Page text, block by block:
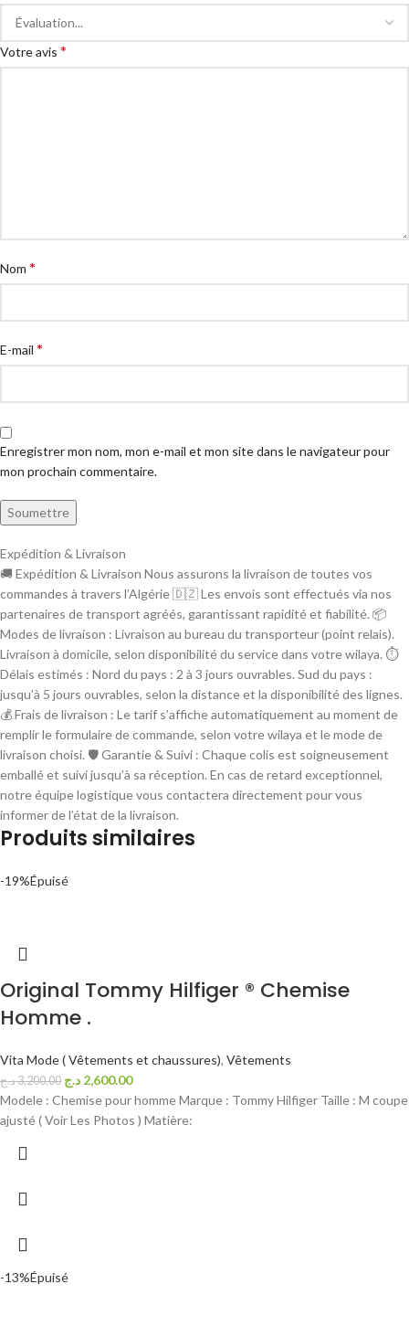
Votre avis *
Nom *
E-mail *
Enregistrer mon nom, mon e-mail et mon site dans le navigateur pour
mon prochain commentaire.
Expédition & Livraison
🚚 Expédition & Livraison Nous assurons la livraison de toutes vos
commandes à travers l’Algérie 🇩🇿 Les envois sont effectués via nos
partenaires de transport agréés, garantissant rapidité et fiabilité. 📦
Modes de livraison : Livraison au bureau du transporteur (point relais).
Livraison à domicile, selon disponibilité du service dans votre wilaya. ⏱
Délais estimés : Nord du pays : 2 à 3 jours ouvrables. Sud du pays :
jusqu’à 5 jours ouvrables, selon la distance et la disponibilité des lignes.
💰 Frais de livraison : Le tarif s’affiche automatiquement au moment de
remplir le formulaire de commande, selon votre wilaya et le mode de
livraison choisi. 🛡 Garantie & Suivi : Chaque colis est soigneusement
emballé et suivi jusqu’à sa réception. En cas de retard exceptionnel,
notre équipe logistique vous contactera directement pour vous
informer de l’état de la livraison.
Produits similaires
-19%Épuisé
Original Tommy Hilfiger ® Chemise
Homme .
Vita Mode ( Vêtements et chaussures), Vêtements
3,200.00د.ج 2,600.00 د.ج
Modele : Chemise pour homme Marque : Tommy Hilfiger Taille : M coupe
ajusté ( Voir Les Photos ) Matière:
-13%Épuisé